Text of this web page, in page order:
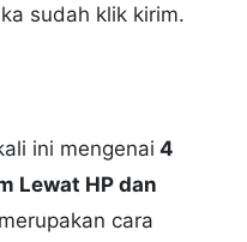
sudah klik kirim.
ini mengenai 4
Lewat HP dan
cara